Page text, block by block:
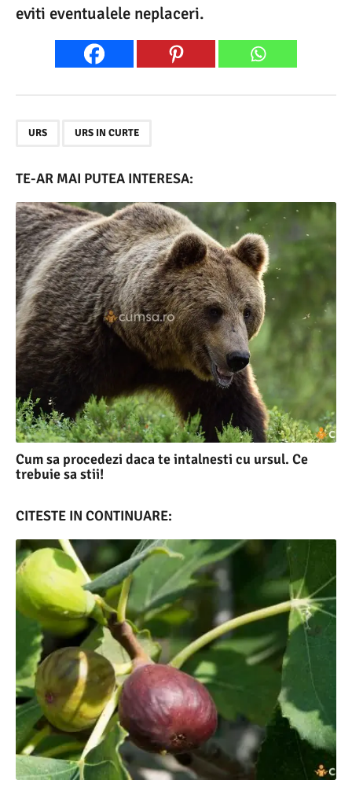
eviti eventualele neplaceri.
URS URS IN CURTE
TE-AR MAI PUTEA INTERESA:
Cum sa procedezi daca te intalnesti cu ursul. Ce
trebuie sa stii!
CITESTE IN CONTINUARE: